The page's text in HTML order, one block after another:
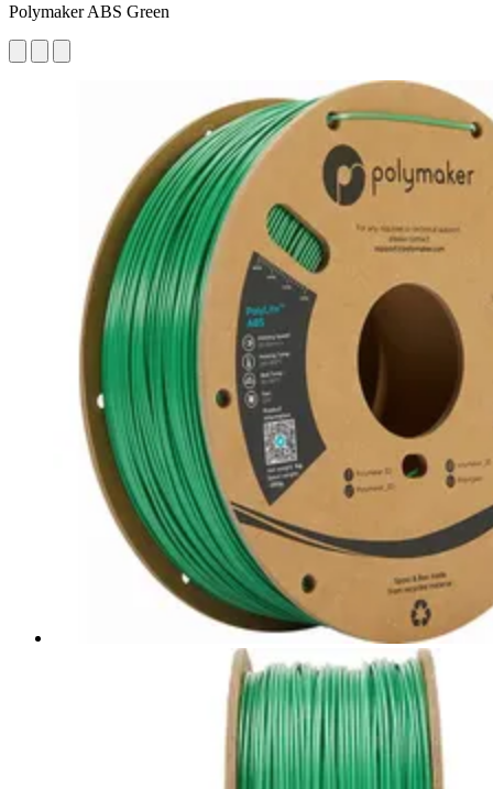
Polymaker ABS Green